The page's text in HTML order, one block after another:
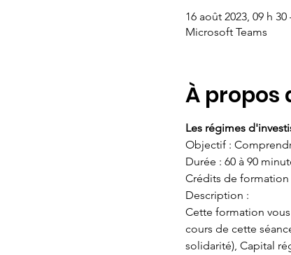
16 août 2023, 09 h 30
Microsoft Teams
À propos
Les régimes
Objectif :
Durée : 60 à 90
Crédits de
Description :
Cette formation
cours de cette
solidarité), Capital